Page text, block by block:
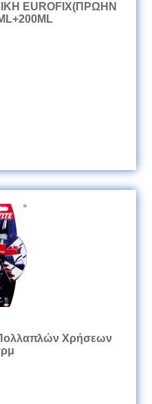
EUROFIX(ΠΡΩΗΝ
Χρήσεων